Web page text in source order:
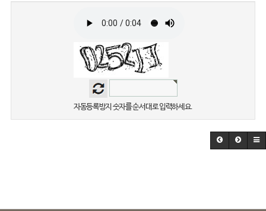
자동등록방지 숫자를 순서대로 입력하세요.